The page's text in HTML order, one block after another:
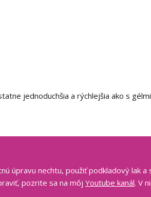
jednoduchšia a rýchlejšia ako s
úpravu nechtu, použiť podkladový lak
pozrite sa na môj Youtube kanál. V